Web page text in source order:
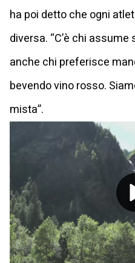
ha poi detto che ogni
diversa. “C’è chi
anche chi preferisce
bevendo vino rosso.
mista”.